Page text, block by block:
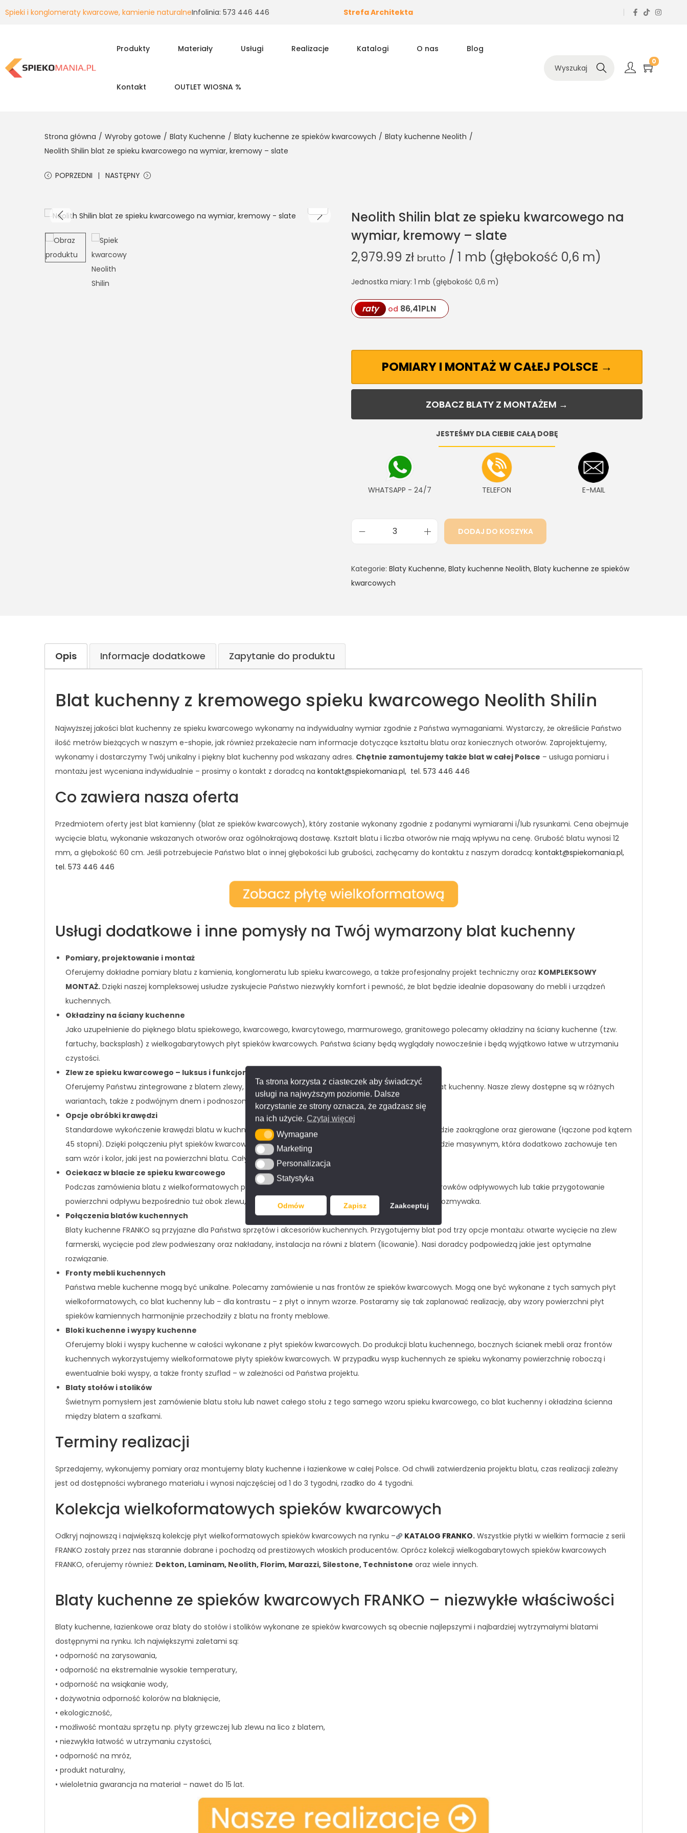
Ta strona korzysta z ciasteczek aby świadczyć
usługi na najwyższym poziomie. Dalsze
korzystanie ze strony oznacza, że zgadzasz się
na ich użycie. Czytaj więcej
WymaganeWymagane
MarketingMarketing
Personalizacja
Personalizacja
StatystykaStatystyka
Odmów Zapisz Zaakceptuj
Spieki i konglomeraty kwarcowe, kamienie naturalneInfolinia: 573 446 446 Strefa Architekta
Produkty Materiały Usługi Realizacje Katalogi O nas Blog
Kontakt OUTLET WIOSNA %
Szukaj
0
Strona główna / Wyroby gotowe / Blaty Kuchenne / Blaty kuchenne ze spieków kwarcowych / Blaty kuchenne Neolith /
Neolith Shilin blat ze spieku kwarcowego na wymiar, kremowy – slate
POPRZEDNI NASTĘPNY
Neolith Shilin blat ze spieku kwarcowego na
wymiar, kremowy – slate
2,979.99 zł brutto / 1 mb (głębokość 0,6 m)
Jednostka miary: 1 mb (głębokość 0,6 m)
raty od 86,41PLN
POMIARY I MONTAŻ W CAŁEJ POLSCE →
ZOBACZ BLATY Z MONTAŻEM →
JESTEŚMY DLA CIEBIE CAŁĄ DOBĘ
WHATSAPP - 24/7 TELEFON E-MAIL
DODAJ DO KOSZYKA
Kategorie: Blaty Kuchenne, Blaty kuchenne Neolith, Blaty kuchenne ze spieków
kwarcowych
Opis Informacje dodatkowe Zapytanie do produktu
Blat kuchenny z kremowego spieku kwarcowego Neolith Shilin
Najwyższej jakości blat kuchenny ze spieku kwarcowego wykonamy na indywidualny wymiar zgodnie z Państwa wymaganiami. Wystarczy, że określicie Państwo
ilość metrów bieżących w naszym e-shopie, jak również przekażecie nam informacje dotyczące kształtu blatu oraz koniecznych otworów. Zaprojektujemy,
wykonamy i dostarczymy Twój unikalny i piękny blat kuchenny pod wskazany adres. Chętnie zamontujemy także blat w całej Polsce – usługa pomiaru i
montażu jest wyceniana indywidualnie – prosimy o kontakt z doradcą na kontakt@spiekomania.pl, tel. 573 446 446
Co zawiera nasza oferta
Przedmiotem oferty jest blat kamienny (blat ze spieków kwarcowych), który zostanie wykonany zgodnie z podanymi wymiarami i/lub rysunkami. Cena obejmuje
wycięcie blatu, wykonanie wskazanych otworów oraz ogólnokrajową dostawę. Kształt blatu i liczba otworów nie mają wpływu na cenę. Grubość blatu wynosi 12
mm, a głębokość 60 cm. Jeśli potrzebujecie Państwo blat o innej głębokości lub grubości, zachęcamy do kontaktu z naszym doradcą: kontakt@spiekomania.pl,
tel. 573 446 446
Usługi dodatkowe i inne pomysły na Twój wymarzony blat kuchenny
Pomiary, projektowanie i montaż
Oferujemy dokładne pomiary blatu z kamienia, konglomeratu lub spieku kwarcowego, a także profesjonalny projekt techniczny oraz KOMPLEKSOWY
MONTAŻ. Dzięki naszej kompleksowej usłudze zyskujecie Państwo niezwykły komfort i pewność, że blat będzie idealnie dopasowany do mebli i urządzeń
kuchennych.
Okładziny na ściany kuchenne
Jako uzupełnienie do pięknego blatu spiekowego, kwarcowego, kwarcytowego, marmurowego, granitowego polecamy okładziny na ściany kuchenne (tzw.
fartuchy, backsplash) z wielkogabarytowych płyt spieków kwarcowych. Państwa ściany będą wyglądały nowocześnie i będą wyjątkowo łatwe w utrzymaniu
czystości.
Zlew ze spieku kwarcowego – luksus i funkcjonalność
Oferujemy Państwu zintegrowane z blatem zlewy, w całości wykonane z tych spieków kwarcowych, co blat kuchenny. Nasze zlewy dostępne są w różnych
wariantach, także z podwójnym dnem i podnoszoną powierzchnią, która może być zlicowana z blatem.
Opcje obróbki krawędzi
Standardowe wykończenie krawędzi blatu w kuchni i łazience to fazowanie. Na życzenie oferujemy krawędzie zaokrąglone oraz gierowane (łączone pod kątem
45 stopni). Dzięki połączeniu płyt spieków kwarcowych pod kątem 45 stopni uzyskuje się krawędź o wyglądzie masywnym, która dodatkowo zachowuje ten
sam wzór i kolor, jaki jest na powierzchni blatu. Cały blat wygląda niezwykle efektownie.
Ociekacz w blacie ze spieku kwarcowego
Podczas zamówienia blatu z wielkoformatowych płyt spieków kwarcowych polecamy wybór specjalnych rowków odpływowych lub takie przygotowanie
powierzchni odpływu bezpośrednio tuż obok zlewu, która umożliwi łatwe spływanie wody z naczyń do zlewozmywaka.
Połączenia blatów kuchennych
Blaty kuchenne FRANKO są przyjazne dla Państwa sprzętów i akcesoriów kuchennych. Przygotujemy blat pod trzy opcje montażu: otwarte wycięcie na zlew
farmerski, wycięcie pod zlew podwieszany oraz nakładany, instalacja na równi z blatem (licowanie). Nasi doradcy podpowiedzą jakie jest optymalne
rozwiązanie.
Fronty mebli kuchennych
Państwa meble kuchenne mogą być unikalne. Polecamy zamówienie u nas frontów ze spieków kwarcowych. Mogą one być wykonane z tych samych płyt
wielkoformatowych, co blat kuchenny lub – dla kontrastu – z płyt o innym wzorze. Postaramy się tak zaplanować realizację, aby wzory powierzchni płyt
spieków kamiennych harmonijnie przechodziły z blatu na fronty meblowe.
Bloki kuchenne i wyspy kuchenne
Oferujemy bloki i wyspy kuchenne w całości wykonane z płyt spieków kwarcowych. Do produkcji blatu kuchennego, bocznych ścianek mebli oraz frontów
kuchennych wykorzystujemy wielkoformatowe płyty spieków kwarcowych. W przypadku wysp kuchennych ze spieku wykonamy powierzchnię roboczą i
ewentualnie boki wyspy, a także fronty szuflad – w zależności od Państwa projektu.
Blaty stołów i stolików
Świetnym pomysłem jest zamówienie blatu stołu lub nawet całego stołu z tego samego wzoru spieku kwarcowego, co blat kuchenny i okładzina ścienna
między blatem a szafkami.
Terminy realizacji
Sprzedajemy, wykonujemy pomiary oraz montujemy blaty kuchenne i łazienkowe w całej Polsce. Od chwili zatwierdzenia projektu blatu, czas realizacji zależny
jest od dostępności wybranego materiału i wynosi najczęściej od 1 do 3 tygodni, rzadko do 4 tygodni.
Kolekcja wielkoformatowych spieków kwarcowych
Odkryj najnowszą i największą kolekcję płyt wielkoformatowych spieków kwarcowych na rynku – KATALOG FRANKO. Wszystkie płytki w wielkim formacie z serii
FRANKO zostały przez nas starannie dobrane i pochodzą od prestiżowych włoskich producentów. Oprócz kolekcji wielkogabarytowych spieków kwarcowych
FRANKO, oferujemy również: Dekton, Laminam, Neolith, Florim, Marazzi, Silestone, Technistone oraz wiele innych.
Blaty kuchenne ze spieków kwarcowych FRANKO – niezwykłe właściwości
Blaty kuchenne, łazienkowe oraz blaty do stołów i stolików wykonane ze spieków kwarcowych są obecnie najlepszymi i najbardziej wytrzymałymi blatami
dostępnymi na rynku. Ich największymi zaletami są:
• odporność na zarysowania,
• odporność na ekstremalnie wysokie temperatury,
• odporność na wsiąkanie wody,
• dożywotnia odporność kolorów na blaknięcie,
• ekologiczność,
• możliwość montażu sprzętu np. płyty grzewczej lub zlewu na lico z blatem,
• niezwykła łatwość w utrzymaniu czystości,
• odporność na mróz,
• produkt naturalny,
• wieloletnia gwarancja na materiał – nawet do 15 lat.